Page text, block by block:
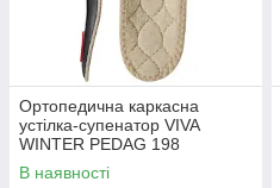
Ортопедична каркасна
устілка-супенатор VIVA
WINTER PEDAG 198
В наявності